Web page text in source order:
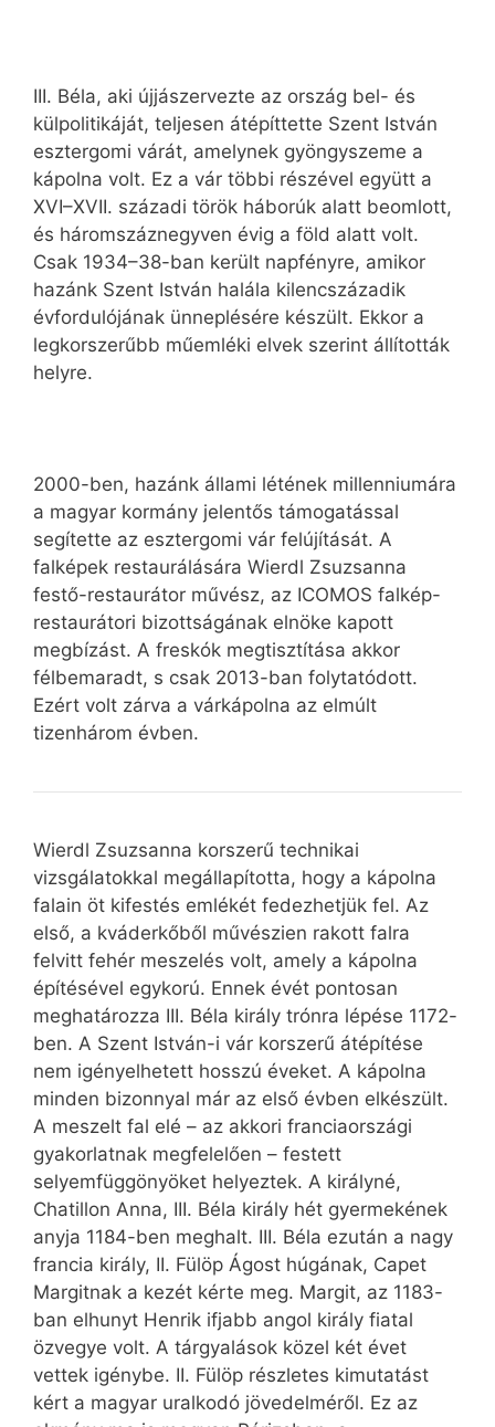
III. Béla, aki újjászervezte az ország bel- és
külpolitikáját, teljesen átépíttette Szent István
esztergomi várát, amelynek gyöngyszeme a
kápolna volt. Ez a vár többi részével együtt a
XVI–XVII. századi török háborúk alatt beomlott,
és háromszáznegyven évig a föld alatt volt.
Csak 1934–38-ban került napfényre, amikor
hazánk Szent István halála kilencszázadik
évfordulójának ünneplésére készült. Ekkor a
legkorszerűbb műemléki elvek szerint állították
helyre.
2000-ben, hazánk állami létének millenniumára
a magyar kormány jelentős támogatással
segítette az esztergomi vár felújítását. A
falképek restaurálására Wierdl Zsuzsanna
festő-restaurátor művész, az ICOMOS falkép-
restaurátori bizottságának elnöke kapott
megbízást. A freskók megtisztítása akkor
félbemaradt, s csak 2013-ban folytatódott.
Ezért volt zárva a várkápolna az elmúlt
tizenhárom évben.
Wierdl Zsuzsanna korszerű technikai
vizsgálatokkal megállapította, hogy a kápolna
falain öt kifestés emlékét fedezhetjük fel. Az
első, a kváderkőből művészien rakott falra
felvitt fehér meszelés volt, amely a kápolna
építésével egykorú. Ennek évét pontosan
meghatározza III. Béla király trónra lépése 1172-
ben. A Szent István-i vár korszerű átépítése
nem igényelhetett hosszú éveket. A kápolna
minden bizonnyal már az első évben elkészült.
A meszelt fal elé – az akkori franciaországi
gyakorlatnak megfelelően – festett
selyemfüggönyöket helyeztek. A királyné,
Chatillon Anna, III. Béla király hét gyermekének
anyja 1184-ben meghalt. III. Béla ezután a nagy
francia király, II. Fülöp Ágost húgának, Capet
Margitnak a kezét kérte meg. Margit, az 1183-
ban elhunyt Henrik ifjabb angol király fiatal
özvegye volt. A tárgyalások közel két évet
vettek igénybe. II. Fülöp részletes kimutatást
kért a magyar uralkodó jövedelméről. Ez az